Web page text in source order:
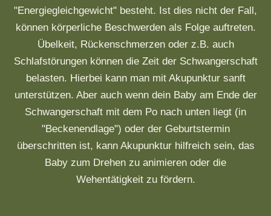
"Energiegleichgewicht" besteht. Ist dies nicht der Fall,
können körperliche Beschwerden als Folge auftreten.
Übelkeit, Rückenschmerzen oder z.B. auch
Schlafstörungen können die Zeit der Schwangerschaft
belasten. Hierbei kann man mit Akupunktur sanft
unterstützen. Aber auch wenn dein Baby am Ende der
Schwangerschaft mit dem Po nach unten liegt (in
"Beckenendlage") oder der Geburtstermin
überschritten ist, kann Akupunktur hilfreich sein, das
Baby zum Drehen zu animieren oder die
Wehentätigkeit zu fördern.